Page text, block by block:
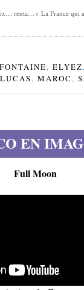
Trump, Prix Nobel de la paix… rentable
, ELYEZ,
LUCAS, MAROC,
EN
Full Moon